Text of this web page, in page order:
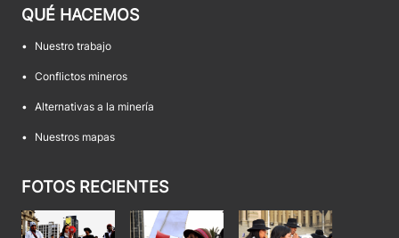
QUÉ HACEMOS
• Nuestro trabajo
• Conflictos mineros
• Alternativas a la minería
• Nuestros mapas
FOTOS RECIENTES